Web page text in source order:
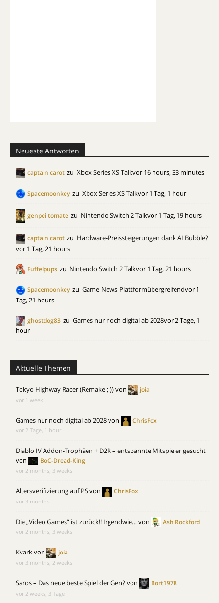
Neueste Antworten
captain carot zu Xbox Series XS Talkvor 16 hours, 33 minutes
Spacemoonkey zu Xbox Series XS Talkvor 1 Tag, 1 hour
genpei tomate zu Nintendo Switch 2 Talkvor 1 Tag, 19 hours
captain carot zu Hardware-Preissteigerungen dank AI Bubble?
vor 1 Tag, 21 hours
Fuffelpups zu Nintendo Switch 2 Talkvor 1 Tag, 21 hours
Spacemoonkey zu Game-News-Plattformübergreifendvor 1
Tag, 21 hours
ghostdog83 zu Games nur noch digital ab 2028vor 2 Tage, 1
hour
Aktuelle Themen
Tokyo Highway Racer (Remake ;-))von joia
vor 1 week
Games nur noch digital ab 2028von ChrisFox
vor 2 Tage, 1 hour
Diablo IV Addon-Trophäen + D2R – entspannte Mitspieler gesucht
von
BoC-Dread-King
vor 2 months, 3 weeks
Altersverifizierung auf PSvon ChrisFox
vor 3 months
Die „Video Games“ ist zurück!! Irgendwie…von Ash Rockford
vor 2 months, 3 weeks
Kvarkvon joia
vor 3 months, 2 weeks
Saros – Das neue beste Spiel der Gen?von Bort1978
vor 2 weeks, 3 Tage